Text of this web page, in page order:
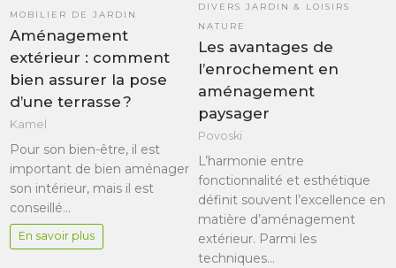
MOBILIER DE JARDIN
Aménagement
extérieur : comment
bien assurer la pose
d’une terrasse ?
Kamel
Pour son bien-être, il est
important de bien aménager
son intérieur, mais il est
conseillé…
En savoir plus
DIVERS JARDIN & LOISIRS
NATURE
Les avantages de
l’enrochement en
aménagement
paysager
Povoski
L’harmonie entre
fonctionnalité et esthétique
définit souvent l’excellence en
matière d’aménagement
extérieur. Parmi les
techniques…